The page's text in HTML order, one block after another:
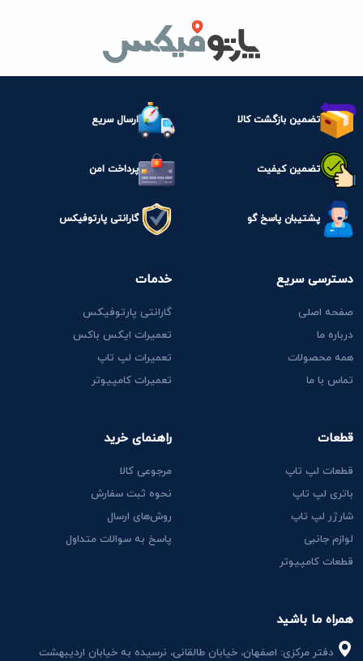
تضمین بازگشت کالا ارسال سریع
تضمین کیفیت پرداخت امن
پشتیبان پاسخ گو گارانتی پارتوفیکس
همراه ما باشید
دفتر مرکزی: اصفهان، خیابان طالقانی، نرسیده به خیابان اردیبهشت
دسترسی سریع
صفحه اصلی
درباره ما
همه محصولات
تماس با ما
قطعات
قطعات لپ تاپ
باتری لپ تاپ
شارژر لپ تاپ
لوازم جانبی
قطعات کامپیوتر
خدمات
گارانتی پارتوفیکس
تعمیرات ایکس باکس
تعمیرات لپ تاپ
تعمیرات کامپیوتر
راهنمای خرید
مرجوعی کالا
نحوه ثبت سفارش
روش‌های ارسال
پاسخ به سوالات متداول